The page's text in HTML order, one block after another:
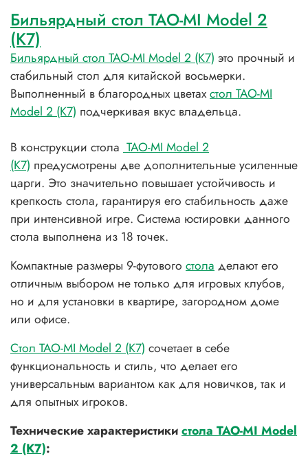
Бильярдный стол TAO-MI Model 2
(K7)
Бильярдный стол TAO-MI Model 2 (К7) это прочный и
стабильный стол для китайской восьмерки.
Выполненный в благородных цветахcтол TAO-MI
Model 2 (К7) подчеркивая вкус владельца.
В конструкции стола TAO-MI Model 2
(К7) предусмотрены две дополнительные усиленные
царги. Это значительно повышает устойчивость и
крепкость стола, гарантируя его стабильность даже
при интенсивной игре. Система юстировки данного
стола выполнена из 18 точек.
Компактные размеры 9-футового стола делают его
отличным выбором не только для игровых клубов,
но и для установки в квартире, загородном доме
или офисе.
Стол TAO-MI Model 2 (К7) сочетает в себе
функциональность и стиль, что делает его
универсальным вариантом как для новичков, так и
для опытных игроков.
Технические характеристикистола TAO-MI Model
2 (К7):